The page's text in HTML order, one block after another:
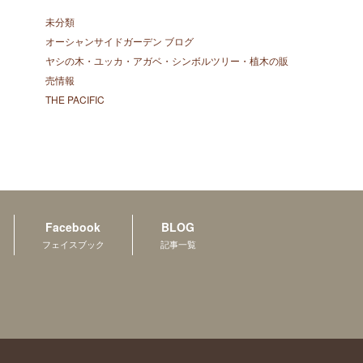
未分類
オーシャンサイドガーデン ブログ
ヤシの木・ユッカ・アガベ・シンボルツリー・植木の販
売情報
THE PACIFIC
Facebook
フェイスブック
BLOG
記事一覧